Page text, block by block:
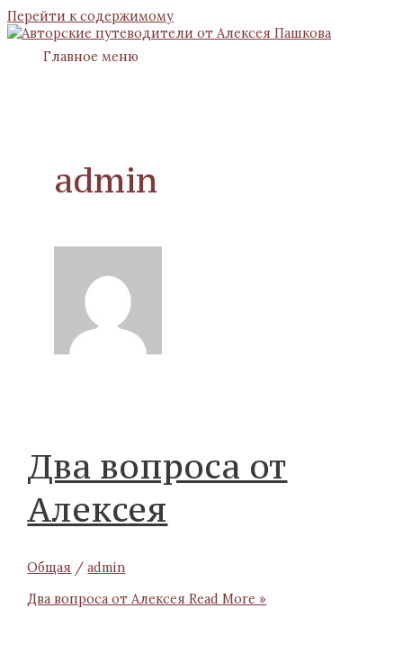
Перейти к содержимому
Главное меню
admin
Два вопроса от
Алексея
Общая /admin
Два вопроса от Алексея Read More »